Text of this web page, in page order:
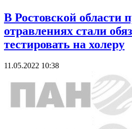
В Ростовской области
отравлениях стали
тестировать на холеру
11.05.2022 10:38